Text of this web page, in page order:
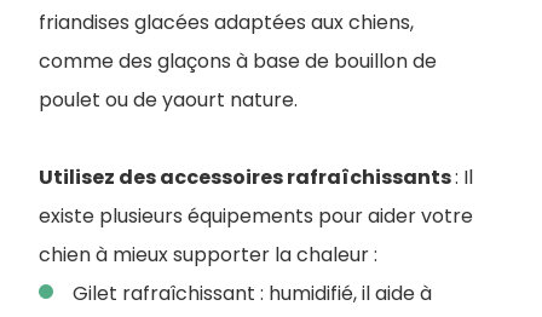
friandises glacées adaptées aux chiens,
comme des glaçons à base de bouillon de
poulet ou de yaourt nature.
Utilisez des accessoires rafraîchissants: Il
existe plusieurs équipements pour aider votre
chien à mieux supporter la chaleur :
Gilet rafraîchissant : humidifié, il aide à